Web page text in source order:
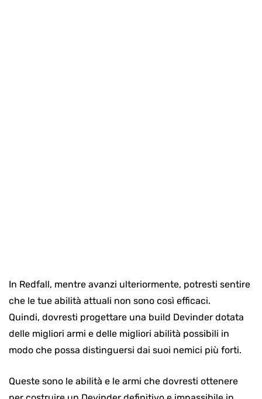
In Redfall, mentre avanzi ulteriormente, potresti sentire
che le tue abilità attuali non sono così efficaci.
Quindi, dovresti progettare una build Devinder dotata
delle migliori armi e delle migliori abilità possibili in
modo che possa distinguersi dai suoi nemici più forti.
Queste sono le abilità e le armi che dovresti ottenere